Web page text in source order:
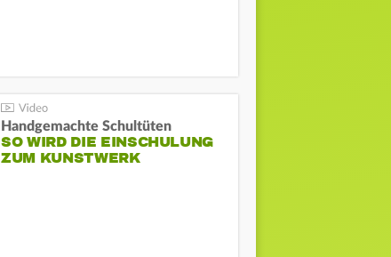
Handgemachte Schultüten
SO WIRD DIE EINSCHULUNG
ZUM KUNSTWERK